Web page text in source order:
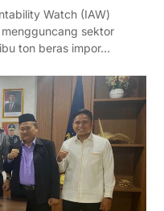
Watch (IAW)
sektor
ton beras impor…